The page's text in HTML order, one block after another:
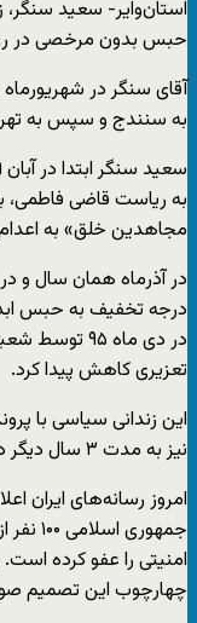
حبس بدون مرخصی در روز شنبه ۸ آبان ۱۴۰۰
به سنندج و سپس به
به ریاست قاضی فاطمی،
مجاهدین خلق» به
در آذرماه همان سال و
درجه تخفیف به حبس
تعزیری کاهش پیدا کرد.
نیز به مدت ۳ سال دیگر در زندان‌های جمهوری اسلامی باقی ماند.
امروز رسانه‌های ایران
امنیتی را عفو کرده
چهارچوب این تصمیم